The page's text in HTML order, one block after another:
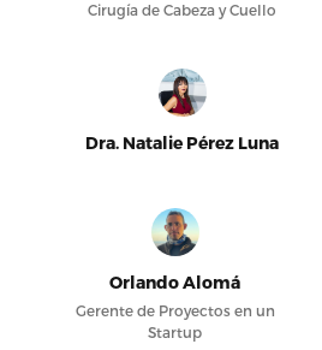
Cirugía de Cabeza y Cuello
Dra. Natalie Pérez Luna
Orlando Alomá
Gerente de Proyectos en un
Startup